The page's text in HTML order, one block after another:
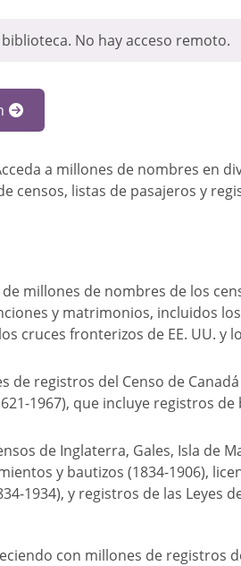
No hay acceso remoto.
a millones de nombres en
censos, listas de pasajeros y
millones de nombres de los
y matrimonios, incluidos
cruces fronterizos de EE. UU. y
de registros del Censo de
1967), que incluye registros
de Inglaterra, Gales, Isla de
y bautizos (1834-1906),
1934), y registros de las Leyes
con millones de registros